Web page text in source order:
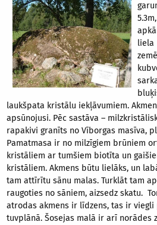
liela
laukšpata kristālu iekļāvumiem.
apsūnojusi. Pēc sastāva –
rapakivi granīts no Vīborgas masīva,
Pamatmasa ir no milzīgiem brūniem
kristāliem ar tumšiem biotīta un
kristāliem. Akmens būtu lielāks, un
tam attīrītu sānu malas. Turklāt tam
raugoties no sāniem, aizsedz skatu.
atrodas akmens ir līdzens, tas ir
tuvplānā. Šosejas malā ir arī norādes